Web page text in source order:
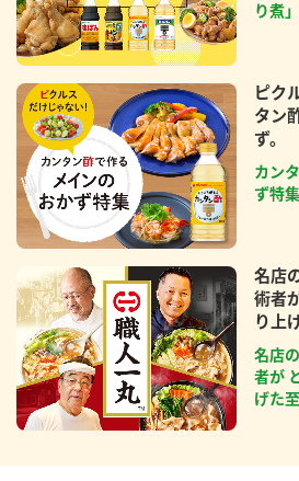
り煮」
ピク
タン
ず。
カン
ず特集
名店
術者
り上
名店
者が
げた